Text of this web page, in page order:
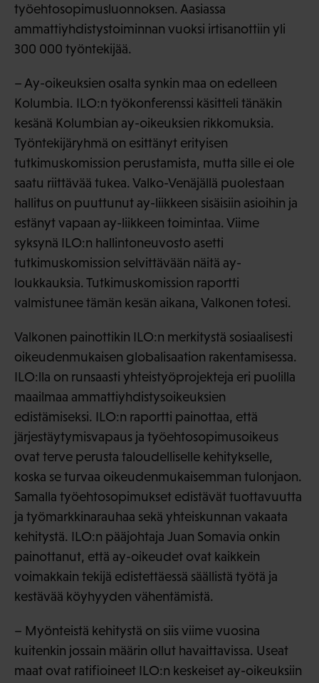
työehtosopimusluonnoksen. Aasiassa
ammattiyhdistystoiminnan vuoksi irtisanottiin yli
300 000 työntekijää.
– Ay-oikeuksien osalta synkin maa on edelleen
Kolumbia. ILO:n työkonferenssi käsitteli tänäkin
kesänä Kolumbian ay-oikeuksien rikkomuksia.
Työntekijäryhmä on esittänyt erityisen
tutkimuskomission perustamista, mutta sille ei ole
saatu riittävää tukea. Valko-Venäjällä puolestaan
hallitus on puuttunut ay-liikkeen sisäisiin asioihin ja
estänyt vapaan ay-liikkeen toimintaa. Viime
syksynä ILO:n hallintoneuvosto asetti
tutkimuskomission selvittävään näitä ay-
loukkauksia. Tutkimuskomission raportti
valmistunee tämän kesän aikana, Valkonen totesi.
Valkonen painottikin ILO:n merkitystä sosiaalisesti
oikeudenmukaisen globalisaation rakentamisessa.
ILO:lla on runsaasti yhteistyöprojekteja eri puolilla
maailmaa ammattiyhdistysoikeuksien
edistämiseksi. ILO:n raportti painottaa, että
järjestäytymisvapaus ja työehtosopimusoikeus
ovat terve perusta taloudelliselle kehitykselle,
koska se turvaa oikeudenmukaisemman tulonjaon.
Samalla työehtosopimukset edistävät tuottavuutta
ja työmarkkinarauhaa sekä yhteiskunnan vakaata
kehitystä. ILO:n pääjohtaja Juan Somavia onkin
painottanut, että ay-oikeudet ovat kaikkein
voimakkain tekijä edistettäessä säällistä työtä ja
kestävää köyhyyden vähentämistä.
– Myönteistä kehitystä on siis viime vuosina
kuitenkin jossain määrin ollut havaittavissa. Useat
maat ovat ratifioineet ILO:n keskeiset ay-oikeuksiin